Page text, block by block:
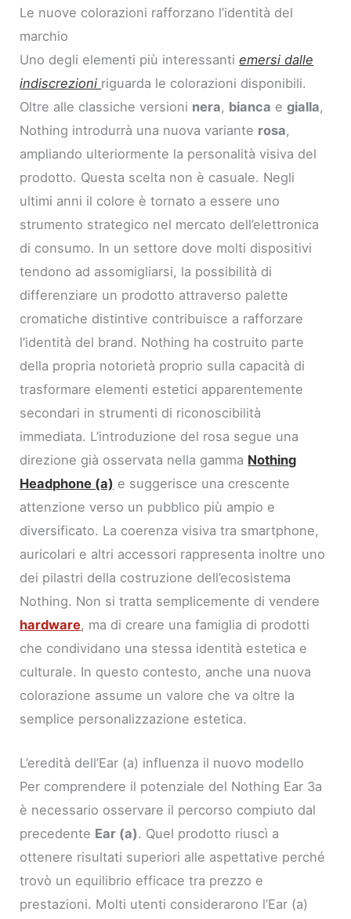
Le nuove colorazioni rafforzano l’identità del
marchio
Uno degli elementi più interessantiemersi dalle
indiscrezioni riguarda le colorazioni disponibili.
Oltre alle classiche versioni nera, bianca egialla,
Nothing introdurrà una nuova variante rosa,
ampliando ulteriormente la personalità visiva del
prodotto. Questa scelta non è casuale. Negli
ultimi anni il colore è tornato a essere uno
strumento strategico nel mercato dell’elettronica
di consumo. In un settore dove molti dispositivi
tendono ad assomigliarsi, la possibilità di
differenziare un prodotto attraverso palette
cromatiche distintive contribuisce a rafforzare
l’identità del brand. Nothing ha costruito parte
della propria notorietà proprio sulla capacità di
trasformare elementi estetici apparentemente
secondari in strumenti di riconoscibilità
immediata. L’introduzione del rosa segue una
direzione già osservata nella gamma Nothing
Headphone (a) e suggerisce una crescente
attenzione verso un pubblico più ampio e
diversificato. La coerenza visiva tra smartphone,
auricolari e altri accessori rappresenta inoltre uno
dei pilastri della costruzione dell’ecosistema
Nothing. Non si tratta semplicemente di vendere
hardware, ma di creare una famiglia di prodotti
che condividano una stessa identità estetica e
culturale. In questo contesto, anche una nuova
colorazione assume un valore che va oltre la
semplice personalizzazione estetica.
L’eredità dell’Ear (a) influenza il nuovo modello
Per comprendere il potenziale del Nothing Ear 3a
è necessario osservare il percorso compiuto dal
precedente Ear (a). Quel prodotto riuscì a
ottenere risultati superiori alle aspettative perché
trovò un equilibrio efficace tra prezzo e
prestazioni. Molti utenti considerarono l’Ear (a)